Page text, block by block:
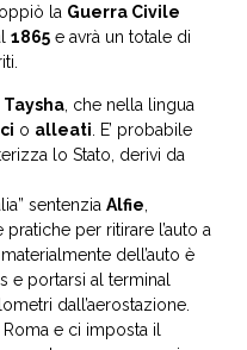
la Guerra Civile
1865 e avrà un totale di
Taysha, che nella lingua
o alleati. E’ probabile
lo Stato, derivi da
sentenzia Alfie,
per ritirare l’auto a
dell’auto è
e portarsi al terminal
dall’aerostazione.
e ci imposta il